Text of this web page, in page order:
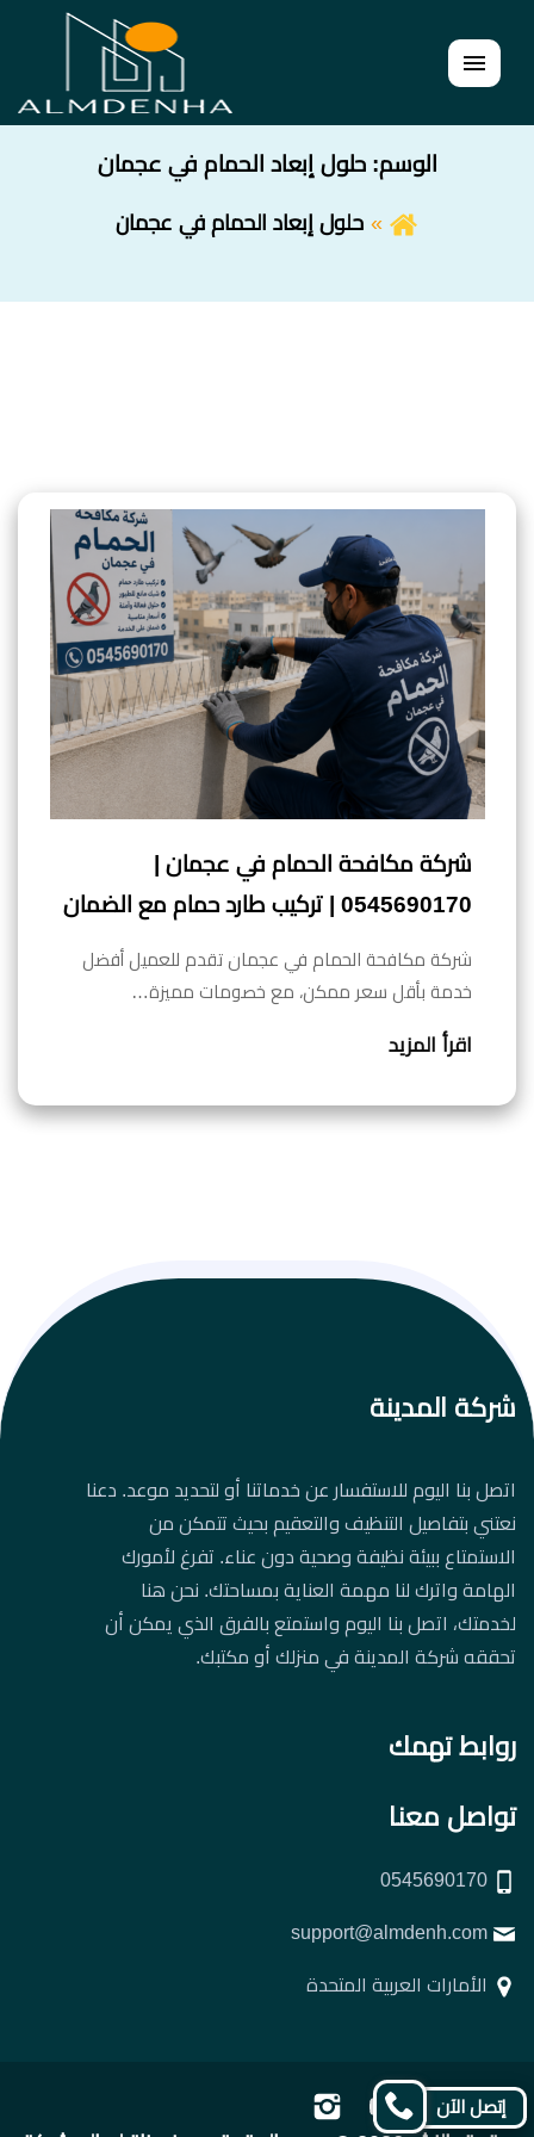
القائمة
الوسم:حلول إبعاد الحمام في عجمان
حلول إبعاد الحمام في عجمان
شركة مكافحة الحمام في عجمان |
0545690170 | تركيب طارد حمام مع الضمان
شركة مكافحة الحمام في عجمان تقدم للعميل أفضل
خدمة بأقل سعر ممكن، مع خصومات مميزة…
اقرأ المزيد
شركة المدينة
اتصل بنا اليوم للاستفسار عن خدماتنا أو لتحديد موعد. دعنا
نعتني بتفاصيل التنظيف والتعقيم بحيث تتمكن من
الاستمتاع ببيئة نظيفة وصحية دون عناء. تفرغ لأمورك
الهامة واترك لنا مهمة العناية بمساحتك. نحن هنا
لخدمتك، اتصل بنا اليوم واستمتع بالفرق الذي يمكن أن
تحققه شركة المدينة في منزلك أو مكتبك.
روابط تهمك
تواصل معنا
الأمارات العربية المتحدة
تابعنا
تابعنا
تابعنا
إتصل الآن